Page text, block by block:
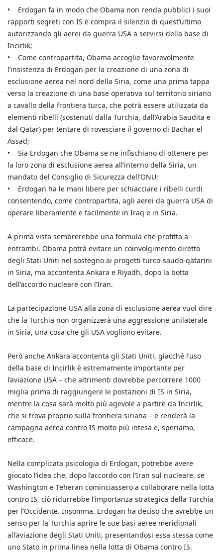
• Erdogan fa in modo che Obama non renda pubblici i suoi
rapporti segreti con IS e compra il silenzio di quest’ultimo
autorizzando gli aerei da guerra USA a servirsi della base di
Incirlik;
• Come contropartita, Obama accoglie favorevolmente
l’insistenza di Erdogan per la creazione di una zona di
esclusione aerea nel nord della Siria, come una prima tappa
verso la creazione di una base operativa sul territorio siriano
a cavallo della frontiera turca, che potrà essere utilizzata da
elementi ribelli (sostenuti dalla Turchia, dall’Arabia Saudita e
dal Qatar) per tentare di rovesciare il governo di Bachar el
Assad;
• Sia Erdogan che Obama se ne infischiano di ottenere per
la loro zona di esclusione aerea all’interno della Siria, un
mandato del Consiglio di Sicurezza dell’ONU;
• Erdogan ha le mani libere per schiacciare i ribelli curdi
consentendo, come contropartita, agli aerei da guerra USA di
operare liberamente e facilmente in Iraq e in Siria.
A prima vista sembrerebbe una formula che profitta a
entrambi. Obama potrà evitare un coinvolgimento diretto
degli Stati Uniti nel sostegno ai progetti turco-saudo-qatarini
in Siria, ma accontenta Ankara e Riyadh, dopo la botta
dell’accordo nucleare con l’Iran.
La partecipazione USA alla zona di esclusione aerea vuol dire
che la Turchia non organizzerà una aggressione unilaterale
in Siria, una cosa che gli USA vogliono evitare.
Però anche Ankara accontenta gli Stati Uniti, giacché l’uso
della base di Incirlik è estremamente importante per
l’aviazione USA – che altrimenti dovrebbe percorrere 1000
miglia prima di raggiungere le postazioni di IS in Siria,
mentre la cosa sarà molto più agevole a partire da Incirlik,
che si trova proprio sulla frontiera siriana – e renderà la
campagna aerea contro IS molto più intesa e, speriamo,
efficace.
Nella complicata psicologia di Erdogan, potrebbe avere
giocato l’idea che, dopo l’accordo con l’Iran sul nucleare, se
Washington e Teheran cominciassero a collaborare nella lotta
contro IS, ciò ridurrebbe l’importanza strategica della Turchia
per l’Occidente. Insomma. Erdogan ha deciso che avrebbe un
senso per la Turchia aprire le sue basi aeree meridionali
all’aviazione degli Stati Uniti, presentandosi essa stessa come
uno Stato in prima linea nella lotta di Obama contro IS.